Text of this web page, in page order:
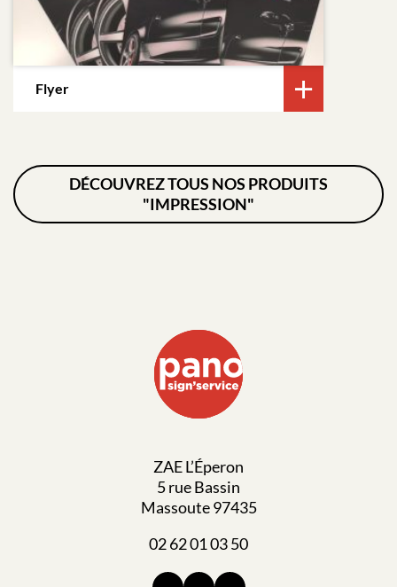
Flyer
DÉCOUVREZ TOUS NOS PRODUITS
"IMPRESSION"
ZAE L’Éperon
5 rue Bassin
Massoute 97435
02 62 01 03 50